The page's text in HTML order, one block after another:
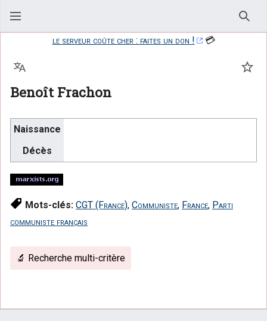
le serveur coûte cher : faites un don !
💳
Benoît Frachon
Langue
Naissance
Décès
Mots-clés: CGT (France), Communiste, France, Parti
communiste français
🔬 Recherche multi-critère